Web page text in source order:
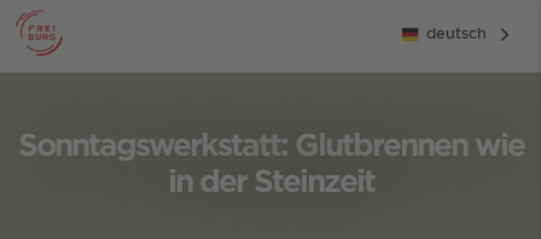
deutsch
Sonntagswerkstatt: Glutbrennen wie
in der Steinzeit